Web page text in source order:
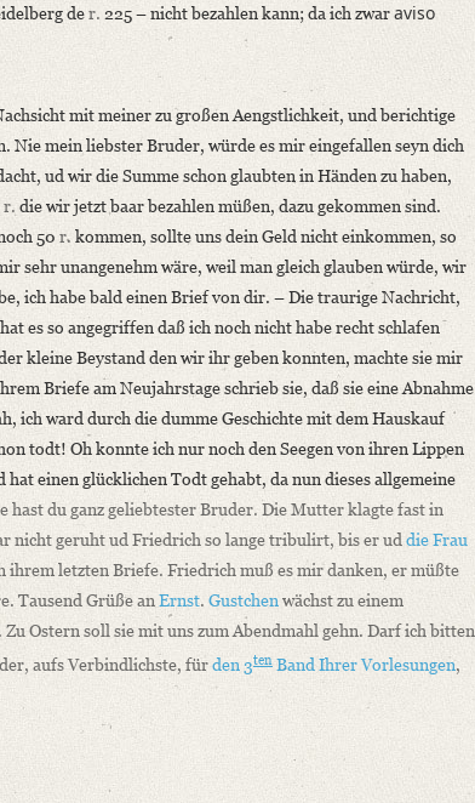
der. 225 – nicht bezahlen kann; da ich zwaraviso
mit meiner zu großen Aengstlichkeit, und berichtige
Nie mein liebster Bruder, würde es mir eingefallen seyn dich
ud wir die Summe schon glaubten in Händen zu haben,
r. die wir jetzt baar bezahlen müßen, dazu gekommen sind.
50 r. kommen, sollte uns dein Geld nicht einkommen, so
sehr unangenehm wäre, weil man gleich glauben würde, wir
ich habe bald einen Brief von dir. – Die traurige Nachricht,
es so angegriffen daß ich noch nicht habe recht schlafen
kleine Beystand den wir ihr geben konnten, machte sie mir
Briefe am Neujahrstage schrieb sie, daß sie eine Abnahme
ich ward durch die dumme Geschichte mit dem Hauskauf
todt! Oh konnte ich nur noch den Seegen von ihren Lippen
einen glücklichen Todt gehabt, da nun dieses allgemeine
hast du ganz geliebtester Bruder. Die Mutter klagte fast in
nicht geruht ud Friedrich so lange tribulirt, bis er ud die Frau
ihrem letzten Briefe. Friedrich muß es mir danken, er müßte
Tausend Grüßean Ernst. Gustchenwächst zu einem
Ostern soll sie mit uns zum Abendmahl gehn. Darf ich bitten
aufs Verbindlichste, fürden 3ten Band Ihrer Vorlesungen,